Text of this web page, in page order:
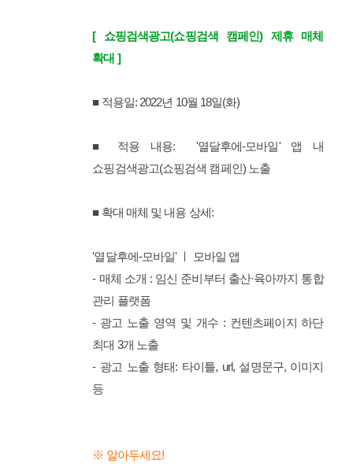
[ 쇼핑검색광고(쇼핑검색 캠페인) 제휴 매체
확대 ]
■ 적용일: 2022년 10월 18일(화)
■ 적용 내용: '열달후에-모바일'앱
내
쇼핑검색광고(쇼핑검색 캠페인) 노출
■ 확대 매체 및 내용 상세:
'열달후에 -모바일' ㅣ 모바일 앱
- 매체 소개 : 임신 준비부터 출산·육아까지 통합
관리 플랫폼
- 광고 노출 영역 및 개수 : 컨텐츠페이지 하단
최대 3개 노출
- 광고 노출 형태: 타이틀, url, 설명문구, 이미지
등
※ 알아두세요!